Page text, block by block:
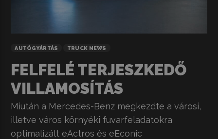
AUTÓGYÁRTÁS TRUCK NEWS
FELFELÉ TERJESZKEDŐ
VILLAMOSÍTÁS
Miután a Mercedes-Benz megkezdte a városi,
illetve város környéki fuvarfeladatokra
optimalizált eActros és eEconic